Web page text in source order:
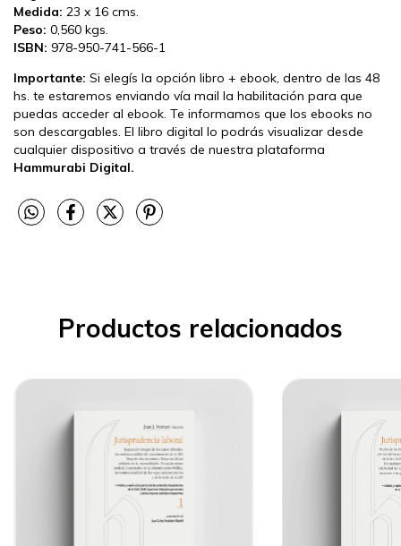
Medida: 23 x 16 cms.
Peso: 0,560 kgs.
ISBN: 978-950-741-566-1
Importante: Si elegís la opción libro + ebook, dentro de las 48
hs. te estaremos enviando vía mail la habilitación para que
puedas acceder al ebook. Te informamos que los ebooks no
son descargables. El libro digital lo podrás visualizar desde
cualquier dispositivo a través de nuestra plataforma
Hammurabi Digital.
Productos relacionados